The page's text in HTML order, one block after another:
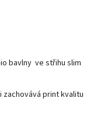
bavlny ve střihu slim
print kvalitu